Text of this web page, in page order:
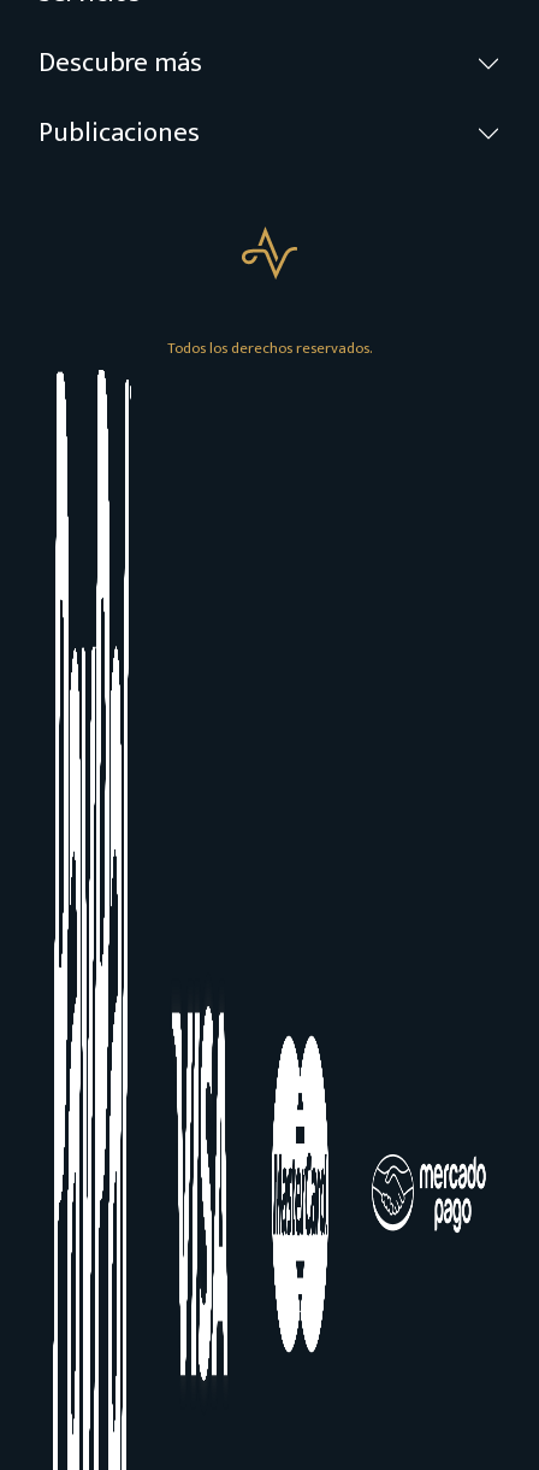
Descubre más
Publicaciones
Todos los derechos reservados.